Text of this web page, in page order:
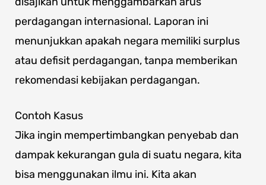
perdagangan internasional. Laporan ini
menunjukkan apakah negara memiliki surplus
atau defisit perdagangan, tanpa memberikan
rekomendasi kebijakan perdagangan.
Contoh Kasus
Jika ingin mempertimbangkan penyebab dan
dampak kekurangan gula di suatu negara, kita
bisa menggunakan ilmu ini. Kita akan